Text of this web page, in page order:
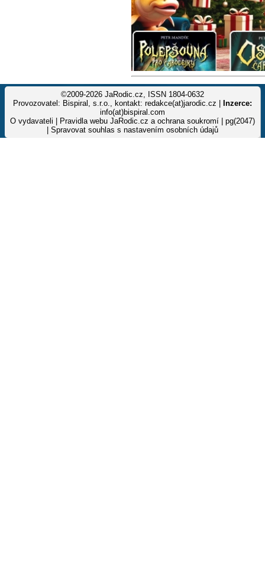
©2009-2026 JaRodic.cz, ISSN 1804-0632
Provozovatel: Bispiral, s.r.o., kontakt: redakce(at)jarodic.cz |
Inzerce:
info(at)bispiral.com
O vydavateli
Pravidla webu JaRodic.cz a ochrana soukromí | pg(2047)
Spravovat souhlas s nastavením osobních údajů